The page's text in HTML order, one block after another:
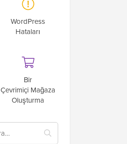
WordPress
Hataları
Bir
Çevrimiçi Mağaza
Oluşturma